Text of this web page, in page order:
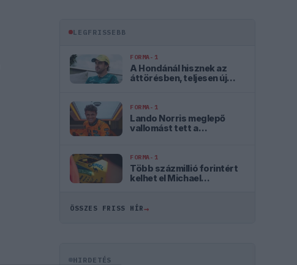
LEGFRISSEBB
FORMA-1
A Hondánál hisznek az
áttörésben, teljesen új
Aston Martinnal
FORMA-1
Lando Norris meglepő
vallomást tett a
FORMA-1
Több százmillió forintért
kelhet el Michael
ÖSSZES FRISS HÍR→
HIRDETÉS